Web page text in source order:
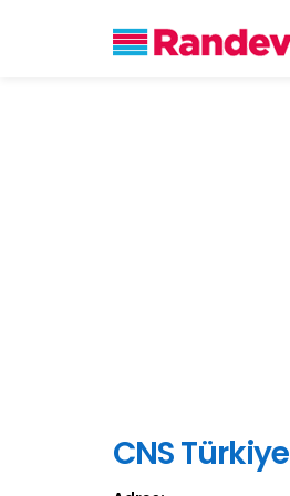
CNS Türkiye